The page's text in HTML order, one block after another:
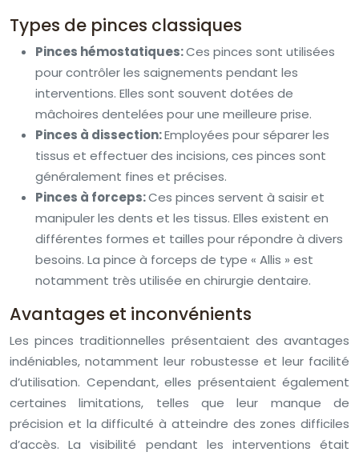
Types de pinces classiques
Pinces hémostatiques:Ces pinces sont utilisées
pour contrôler les saignements pendant les
interventions. Elles sont souvent dotées de
mâchoires dentelées pour une meilleure prise.
Pinces à dissection:Employées pour séparer les
tissus et effectuer des incisions, ces pinces sont
généralement fines et précises.
Pinces à forceps:Ces pinces servent à saisir et
manipuler les dents et les tissus. Elles existent en
différentes formes et tailles pour répondre à divers
besoins. La pince à forceps de type « Allis » est
notamment très utilisée en chirurgie dentaire.
Avantages et inconvénients
Les pinces traditionnelles présentaient des avantages
indéniables, notamment leur robustesse et leur facilité
d’utilisation. Cependant, elles présentaient également
certaines limitations, telles que leur manque de
précision et la difficulté à atteindre des zones difficiles
d’accès. La visibilité pendant les interventions était